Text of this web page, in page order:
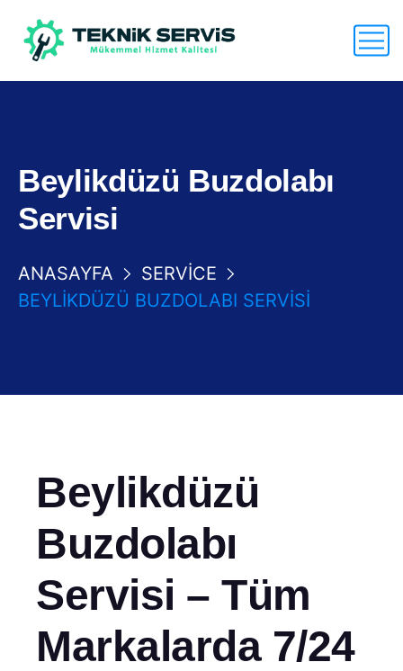
Beylikdüzü Buzdolabı
Servisi
ANASAYFA
SERVICE
BEYLIKDÜZÜ BUZDOLABI SERVISI
Beylikdüzü
Buzdolabı
Servisi – Tüm
Markalarda 7/24